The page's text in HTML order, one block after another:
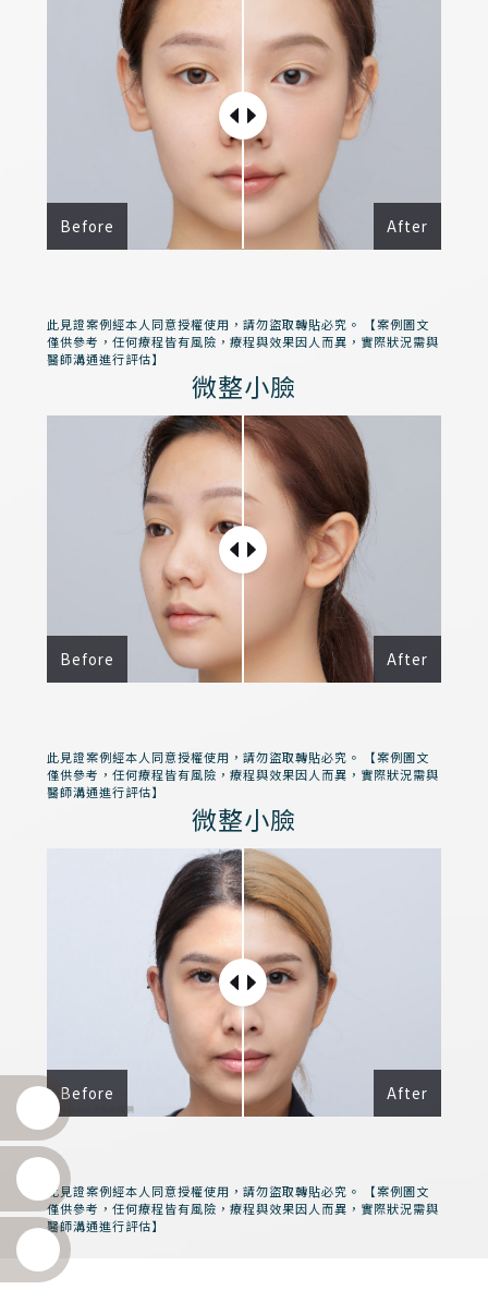
After
Before
此見證案例經本人同意授權使用，請勿盜取轉貼必究。 【案例圖文
僅供參考，任何療程皆有風險，療程與效果因人而異，實際狀況需與
醫師溝通進行評估】
微整小臉
After
Before
此見證案例經本人同意授權使用，請勿盜取轉貼必究。 【案例圖文
僅供參考，任何療程皆有風險，療程與效果因人而異，實際狀況需與
醫師溝通進行評估】
微整小臉
After
Before
此見證案例經本人同意授權使用，請勿盜取轉貼必究。 【案例圖文
僅供參考，任何療程皆有風險，療程與效果因人而異，實際狀況需與
醫師溝通進行評估】